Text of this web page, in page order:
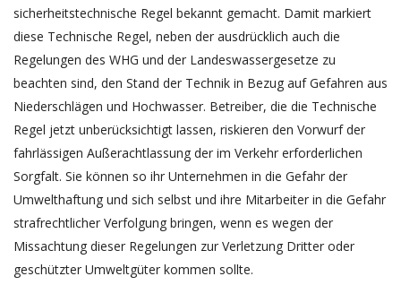
sicherheitstechnische Regel bekannt gemacht. Damit markiert
diese Technische Regel, neben der ausdrücklich auch die
Regelungen des WHG und der Landeswassergesetze zu
beachten sind, den Stand der Technik in Bezug auf Gefahren aus
Niederschlägen und Hochwasser. Betreiber, die die Technische
Regel jetzt unberücksichtigt lassen, riskieren den Vorwurf der
fahrlässigen Außerachtlassung der im Verkehr erforderlichen
Sorgfalt. Sie können so ihr Unternehmen in die Gefahr der
Umwelthaftung und sich selbst und ihre Mitarbeiter in die Gefahr
strafrechtlicher Verfolgung bringen, wenn es wegen der
Missachtung dieser Regelungen zur Verletzung Dritter oder
geschützter Umweltgüter kommen sollte.